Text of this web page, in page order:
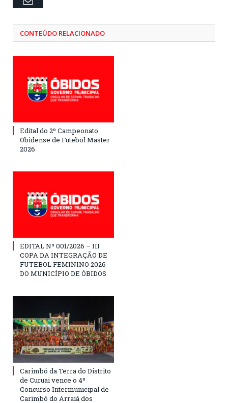
CONTEÚDO RELACIONADO
Edital do 2º Campeonato
Obidense de Futebol Master
2026
EDITAL Nº 001/2026 – III
COPA DA INTEGRAÇÃO DE
FUTEBOL FEMININO 2026
DO MUNICÍPIO DE ÓBIDOS
Carimbó da Terra do Distrito
de Curuai vence o 4º
Concurso Intermunicipal de
Carimbó do Arraiá dos